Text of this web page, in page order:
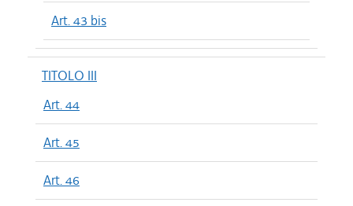
Art. 43 bis
TITOLO III
Art. 44
Art. 45
Art. 46